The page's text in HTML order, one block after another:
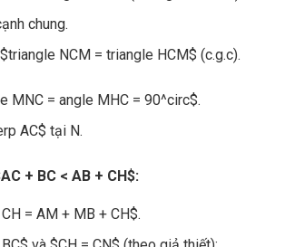
chung.
NCM = triangle HCM$ (c.g.c).
MNC = angle MHC = 90^circ$.
AC$ tại N.
+ BC < AB + CH$:
= AM + MB + CH$.